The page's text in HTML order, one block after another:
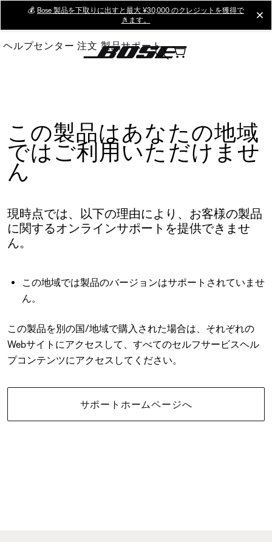
Main
💰 Bose 製品を下取りに出すと最大 ¥30,000 のクレジットを獲得で
きます。
ヘルプセンター 注文 製品サポート
この製品はあなたの地域
ではご利用いただけませ
ん
現時点では、以下の理由により、お客様の製品
に関するオンラインサポートを提供できませ
ん。
この地域では製品のバージョンはサポートされていませ
ん。
この製品を別の国/地域で購入された場合は、それぞれの
Webサイトにアクセスして、すべてのセルフサービスヘル
プコンテンツにアクセスしてください。
サポートホームページへ